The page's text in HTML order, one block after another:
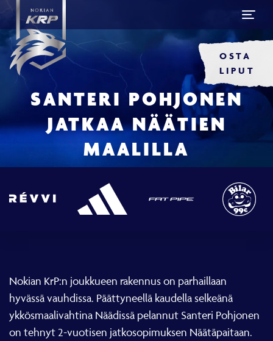
OSTA
LIPUT
SANTERI POHJONEN
JATKAA NÄÄTIEN
MAALILLA
Nokian KrP:n joukkueen rakennus on parhaillaan
hyvässä vauhdissa. Päättyneellä kaudella selkeänä
ykkösmaalivahtina Näädissä pelannut Santeri Pohjonen
on tehnyt 2-vuotisen jatkosopimuksen Näätäpaitaan.